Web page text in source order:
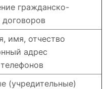
гражданско-
имя, отчество
адрес
(учредительные)